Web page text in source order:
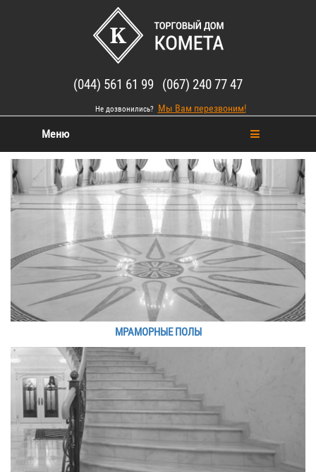
(044) 561 61 99 (067) 240 77 47
Не дозвонились? Мы Вам перезвоним!
Меню
МРАМОРНЫЕ ПОЛЫ